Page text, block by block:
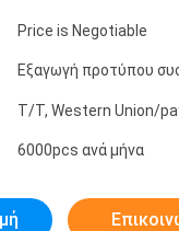
Price is Negotiable
Εξαγωγή προτύπου
T/T, Western Union/
6000pcs ανά μήνα